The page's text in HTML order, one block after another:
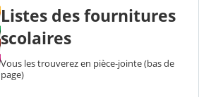
Listes des fournitures
scolaires
Vous les trouverez en pièce-jointe (bas de
page)